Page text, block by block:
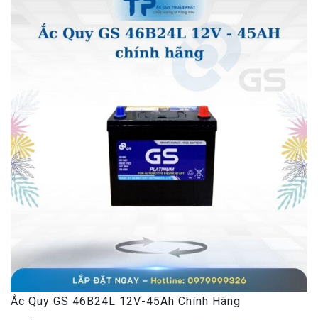
Ắc Quy GS 46B24L 12V-45Ah Chính Hãng